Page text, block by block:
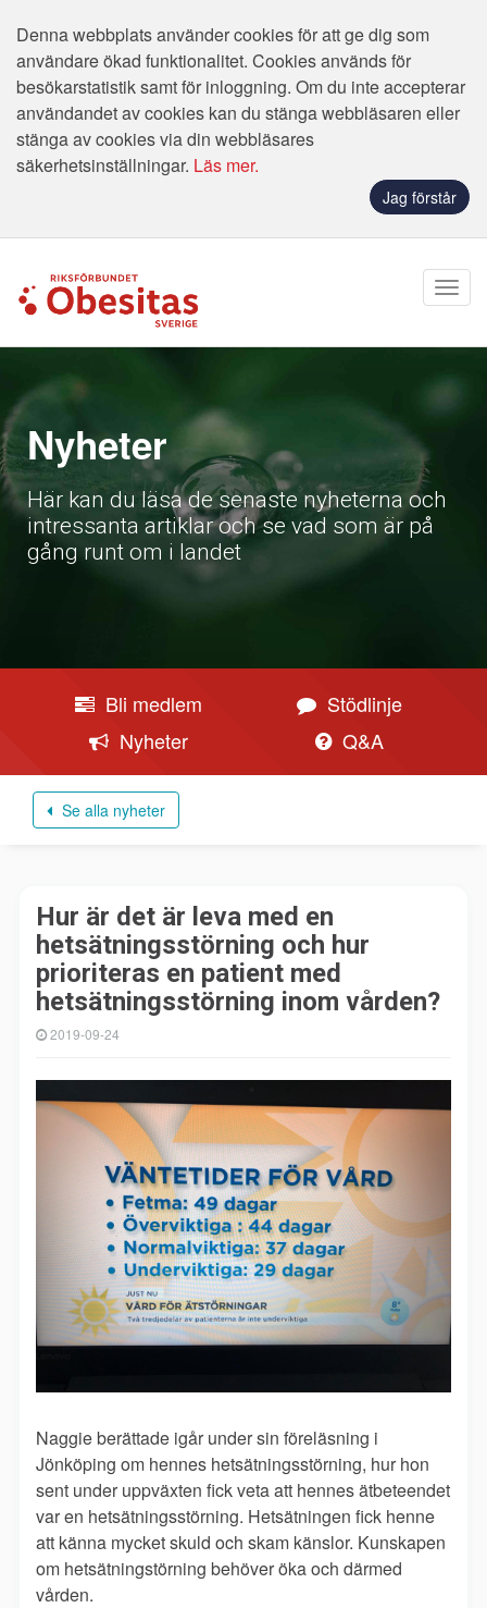
Denna webbplats använder cookies för att ge dig som
användare ökad funktionalitet. Cookies används för
besökarstatistik samt för inloggning. Om du inte accepterar
användandet av cookies kan du stänga webbläsaren eller
stänga av cookies via din webbläsares
säkerhetsinställningar. Läs mer.
Jag förstår
Nyheter
Här kan du läsa de senaste nyheterna och
intressanta artiklar och se vad som är på
gång runt om i landet
Bli medlem
Stödlinje
Nyheter
Q&A
Se alla nyheter
Hur är det är leva med en
hetsätningsstörning och hur
prioriteras en patient med
hetsätningsstörning inom vården?
2019-09-24
Naggie berättade igår under sin föreläsning i
Jönköping om hennes hetsätningsstörning, hur hon
sent under uppväxten fick veta att hennes ätbeteendet
var en hetsätningsstörning. Hetsätningen fick henne
att känna mycket skuld och skam känslor. Kunskapen
om hetsätningstörning behöver öka och därmed
vården.